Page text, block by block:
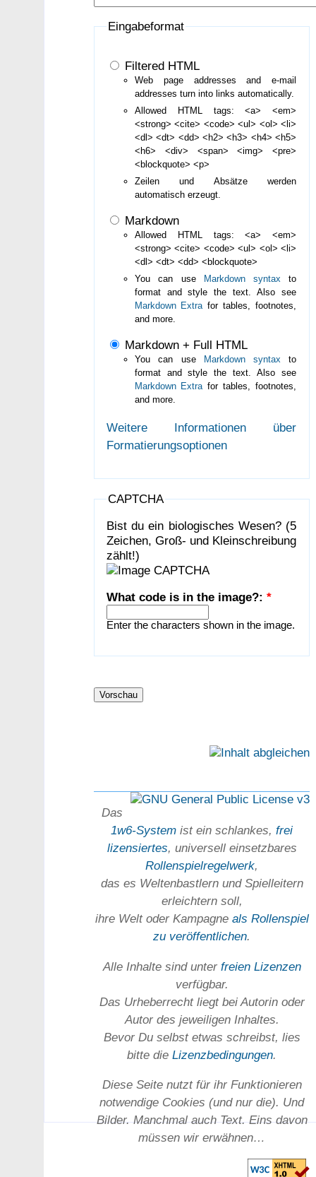
Eingabeformat
Filtered HTML
Web page addresses and e-mail
addresses turn into links automatically.
Allowed HTML tags: <a> <em>
<strong> <cite> <code> <ul> <ol> <li>
<dl> <dt> <dd> <h2> <h3> <h4> <h5>
<h6> <div> <span> <img> <pre>
<blockquote> <p>
Zeilen und Absätze werden
automatisch erzeugt.
Markdown
Allowed HTML tags: <a> <em>
<strong> <cite> <code> <ul> <ol> <li>
<dl> <dt> <dd> <blockquote>
You can use
Markdown syntax to
format and style the text. Also see
Markdown Extrafor tables, footnotes,
and more.
Markdown + Full HTML
You can use Markdown syntax to
format and style the text. Also see
Markdown Extrafor tables, footnotes,
and more.
Weitere Informationen über
Formatierungsoptionen
CAPTCHA
Bist du ein biologisches Wesen? (5
Zeichen, Groß- und Kleinschreibung
zählt!)
What code is in the image?:*
Enter the characters shown in the image.
Das
1w6-System ist ein schlankes,frei
lizensiertes, universell einsetz­bares
Rollen­spielregel­werk,
das es Welten­bastlern und Spiel­leitern
erleichtern soll,
ihre Welt oder Kam­pagne als Rollenspiel
zu ver­öffent­lichen.
Alle Inhalte sind unter freien Lizenzen
verfügbar.
Das Urheber­recht liegt bei Autorin oder
Autor des jeweiligen In­haltes.
Bevor Du selbst etwas schreibst, lies
bitte dieLizenz­bedingungen.
Diese Seite nutzt für ihr Funktionieren
notwendige Cookies (und nur die). Und
Bilder. Manchmal auch Text. Eins davon
müssen wir erwähnen…